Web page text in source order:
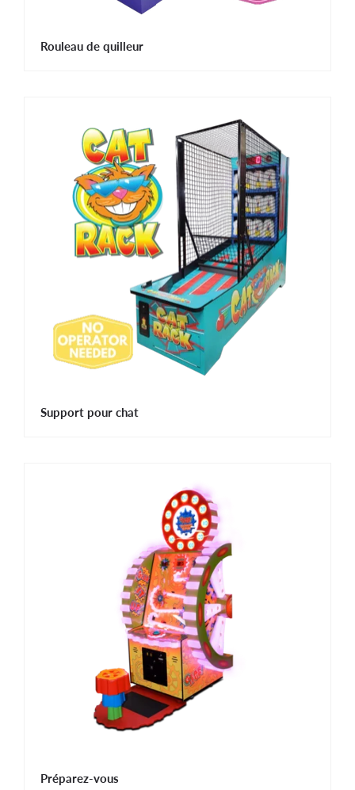
Rouleau de quilleur
Support pour chat
Préparez-vous